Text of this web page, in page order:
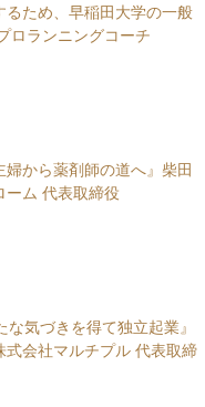
るため、早稲田大学の一般
ロランニングコーチ
婦から薬剤師の道へ』柴田
ム 代表取締役
な気づきを得て独立起業』
会社マルチプル 代表取締